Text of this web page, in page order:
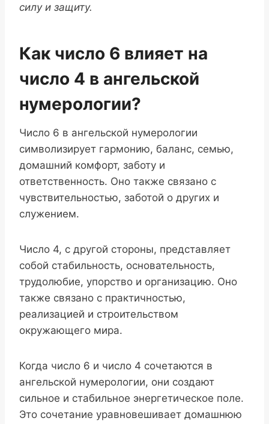
силу и защиту.
Как число 6 влияет на
число 4 в ангельской
нумерологии?
Число 6 в ангельской нумерологии
символизирует гармонию, баланс, семью,
домашний комфорт, заботу и
ответственность. Оно также связано с
чувствительностью, заботой о других и
служением.
Число 4, с другой стороны, представляет
собой стабильность, основательность,
трудолюбие, упорство и организацию. Оно
также связано с практичностью,
реализацией и строительством
окружающего мира.
Когда число 6 и число 4 сочетаются в
ангельской нумерологии, они создают
сильное и стабильное энергетическое поле.
Это сочетание уравновешивает домашнюю